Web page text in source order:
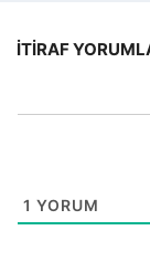
İTIRAF
1 YORUM